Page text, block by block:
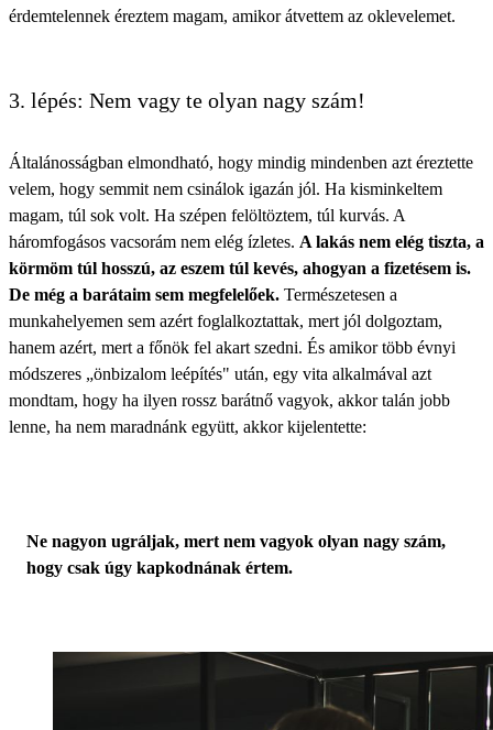
érdemtelennek éreztem magam, amikor átvettem az oklevelemet.
3. lépés: Nem vagy te olyan nagy szám!
Általánosságban elmondható, hogy mindig mindenben azt éreztette
velem, hogy semmit nem csinálok igazán jól. Ha kisminkeltem
magam, túl sok volt. Ha szépen felöltöztem, túl kurvás. A
háromfogásos vacsorám nem elég ízletes. A lakás nem elég tiszta, a
körmöm túl hosszú, az eszem túl kevés, ahogyan a fizetésem is.
De még a barátaim sem megfelelőek. Természetesen a
munkahelyemen sem azért foglalkoztattak, mert jól dolgoztam,
hanem azért, mert a főnök fel akart szedni. És amikor több évnyi
módszeres „önbizalom leépítés" után, egy vita alkalmával azt
mondtam, hogy ha ilyen rossz barátnő vagyok, akkor talán jobb
lenne, ha nem maradnánk együtt, akkor kijelentette:
Ne nagyon ugráljak, mert nem vagyok olyan nagy szám,
hogy csak úgy kapkodnának értem.